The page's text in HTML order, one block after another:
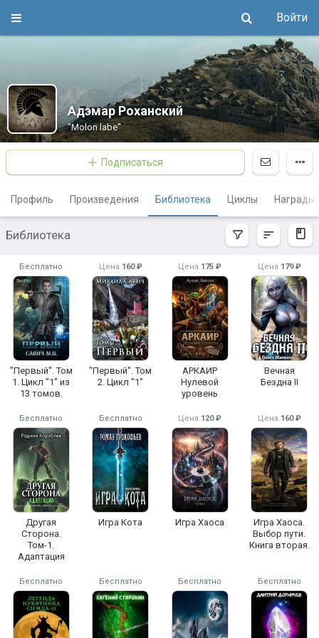
Войти
Адэмар Роханский
"Molon labe"
Подписаться
Профиль Произведения Библиотека Циклы Награды
Библиотека
Бесплатно
"Первый". Том
1. Цикл "1" из
13 томов.
Цена 160 ₽
"Первый". Том
2. Цикл "1"
Цена 175 ₽
АРКАИР
Нулевой
уровень
Цена 179 ₽
Вечная
Бездна II
Бесплатно
Другая
Сторона.
Том-1.
Адаптация
Бесплатно
Игра Кота
Цена 120 ₽
Игра Хаоса
Цена 160 ₽
Игра Хаоса.
Выбор пути.
Книга вторая.
Бесплатно Бесплатно Бесплатно Бесплатно